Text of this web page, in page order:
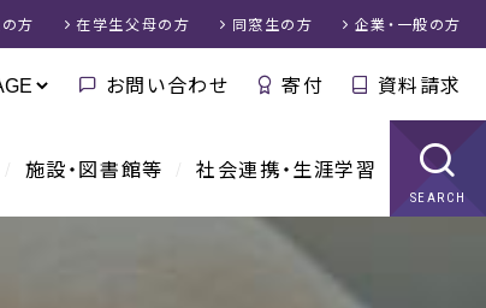
施設・図書館等 社会連携・生涯学習
SEARCH
の方 在学生父母の方 同窓生の方 企業・一般の方
お問い合わせ 寄付 資料請求